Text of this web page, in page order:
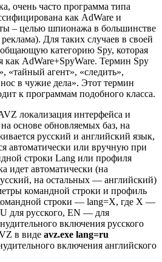
очень часто программа типа
как AdWare и
– целью шпионажа в большинстве
реклама). Для таких случаев в своей
категорию Spy, которая
как AdWare+SpyWare. Термин Spy
«тайный агент», «следить»,
в чужие дела». Этот термин
к программам подобного класса.
локализация интерфейса и
основе обновляемых баз, на
русский и английский язык,
автоматически или вручную при
строки Lang или профиля
идет автоматически (на
на остальных — английский)
командной строки и профиль
строки — lang=X, где X —
для русского, EN — для
включения русского
в виде avz.exe lang=ru
включения английского